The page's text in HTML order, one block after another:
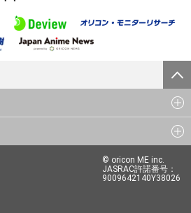
© oricon ME inc.
JASRAC許諾番号：
9009642140Y38026